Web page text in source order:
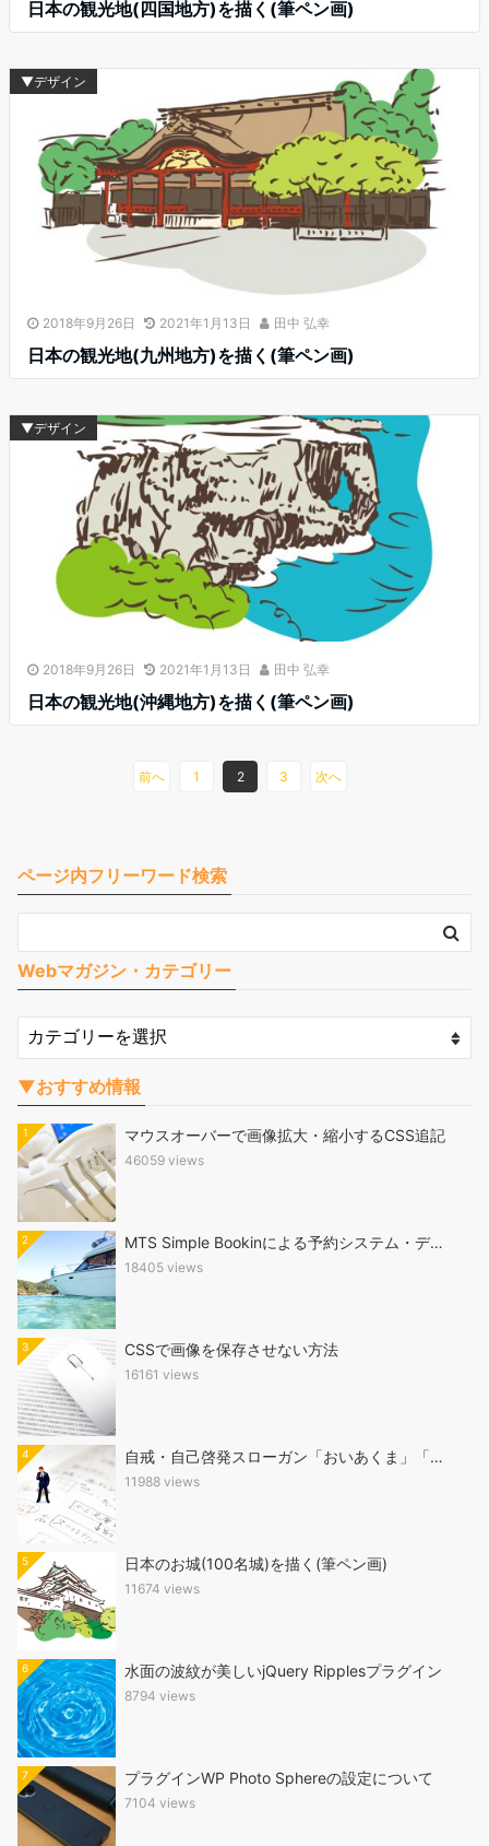
日本の観光地(四国地方)を描く(筆ペン画)
▼デザイン
2018年9月26日 2021年1月13日 田中 弘幸
日本の観光地(九州地方)を描く(筆ペン画)
▼デザイン
2018年9月26日 2021年1月13日 田中 弘幸
日本の観光地(沖縄地方)を描く(筆ペン画)
前へ 1 2 3 次へ
ページ内フリーワード検索
Webマガジン・カテゴリー
▼おすすめ情報
1 マウスオーバーで画像拡大・縮小するCSS追記
46059 views
2 MTS Simple Bookinによる予約システム・デ…
18405 views
3 CSSで画像を保存させない方法
16161 views
4 自戒・自己啓発スローガン「おいあくま」「…
11988 views
5 日本のお城(100名城)を描く(筆ペン画)
11674 views
6 水面の波紋が美しいjQuery Ripplesプラグイン
8794 views
7 プラグインWP Photo Sphereの設定について
7104 views